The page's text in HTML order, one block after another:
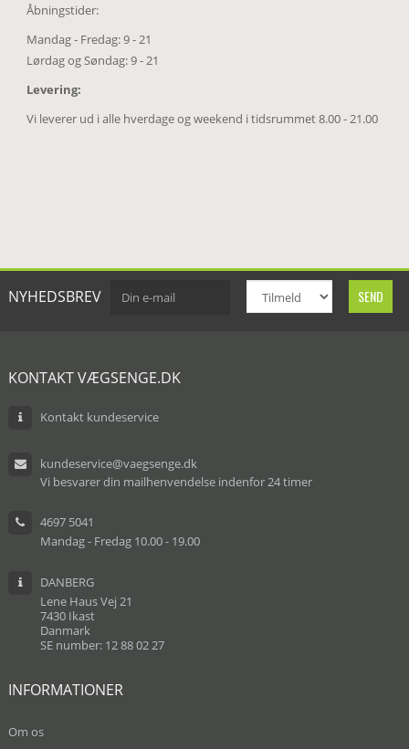
Åbningstider:
Mandag - Fredag: 9 - 21
Lørdag og Søndag: 9 - 21
Levering:
Vi leverer ud i alle hverdage og weekend i tidsrummet 8.00 - 21.00
NYHEDSBREV
KONTAKT VÆGSENGE.DK
Kontakt kundeservice
kundeservice@vaegsenge.dk
Vi besvarer din mailhenvendelse indenfor 24 timer
4697 5041
Mandag - Fredag 10.00 - 19.00
DANBERG
Lene Haus Vej 21
7430 Ikast
Danmark
SE number: 12 88 02 27
INFORMATIONER
Om os